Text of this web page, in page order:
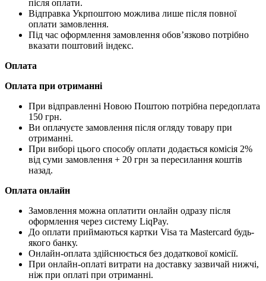
після оплати.
Відправка Укрпоштою можлива лише після повної
оплати замовлення.
Під час оформлення замовлення обов’язково потрібно
вказати поштовий індекс.
Оплата
Оплата при отриманні
При відправленні Новою Поштою потрібна передоплата
150 грн.
Ви оплачуєте замовлення після огляду товару при
отриманні.
При виборі цього способу оплати додається комісія 2%
від суми замовлення + 20 грн за пересилання коштів
назад.
Оплата онлайн
Замовлення можна оплатити онлайн одразу після
оформлення через систему LiqPay.
До оплати приймаються картки Visa та Mastercard будь-
якого банку.
Онлайн-оплата здійснюється без додаткової комісії.
При онлайн-оплаті витрати на доставку зазвичай нижчі,
ніж при оплаті при отриманні.